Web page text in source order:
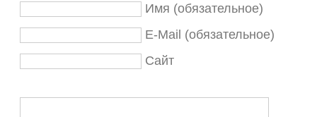
Имя (обязательное)
E-Mail (обязательное)
Сайт